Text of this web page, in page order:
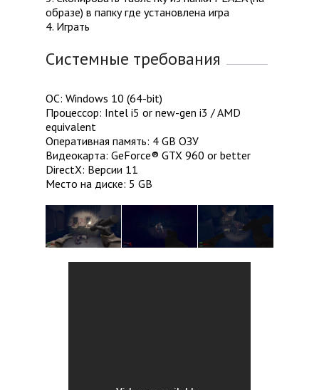
образе) в папку где установлена игра
4. Играть
Системные требования
ОС: Windows 10 (64-bit)
Процессор: Intel i5 or new-gen i3 / AMD
equivalent
Оперативная память: 4 GB ОЗУ
Видеокарта: GeForce® GTX 960 or better
DirectX: Версии 11
Место на диске: 5 GB